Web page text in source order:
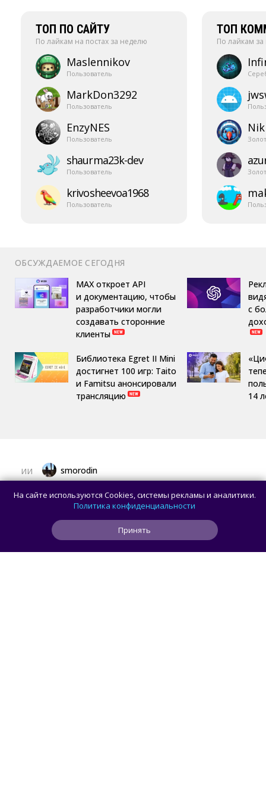
ТОП ПО САЙТУ
По лайкам на постах за неделю
Maslennikov
Пользователь
MarkDon3292
Пользователь
EnzyNES
Пользователь
shaurma23k-​dev
Пользователь
krivosheevoa1968
Пользователь
ТОП
По лайкам
ОБСУЖДАЕМОЕ СЕГОДНЯ
MAX откроет API
и документацию, чтобы
разработчики могли
создавать сторонние
клиенты
Библиотека Egret II Mini
достигнет 100 игр: Taito
и Famitsu анонсировали
трансляцию
с
14
ИИ smorodin
OpenAI приостановила работу над ИИ-
моделью Astra: всё из-за превышения
порога кибербезопасности
На сайте используются Cookies, системы рекламы и аналитики.
Политика конфиденциальности
Принять